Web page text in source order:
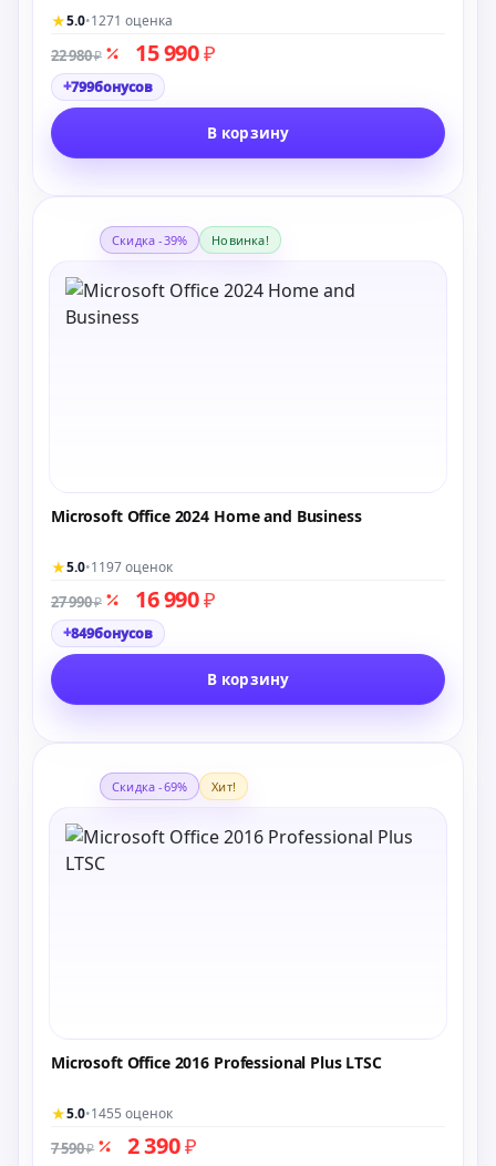
★5.0•1271 оценка
22 980₽ 15 990₽
+799бонусов
В корзину
Скидка -39% Новинка!
Microsoft Office 2024 Home and Business
★5.0•1197 оценок
27 990₽ 16 990₽
+849бонусов
В корзину
Скидка -69% Хит!
Microsoft Office 2016 Professional Plus LTSC
★5.0•1455 оценок
7 590₽ 2 390₽